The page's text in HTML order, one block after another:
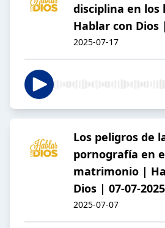
disciplina en los
Hablar con Dios
2025-07-17
Los peligros de
pornografía en
matrimonio |
Dios | 07-07-2025
2025-07-07